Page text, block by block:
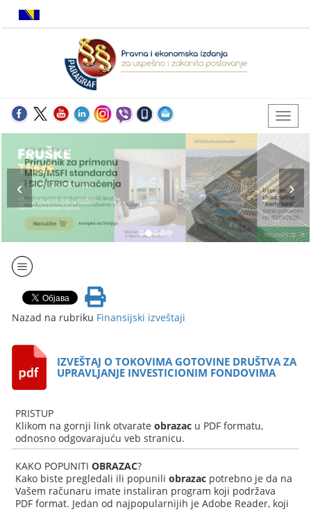
Nazad na rubriku Finansijski izveštaji
IZVEŠTAJ O TOKOVIMA GOTOVINE DRUŠTVA ZA
UPRAVLJANJE INVESTICIONIM FONDOVIMA
PRISTUP
Klikom na gornji link otvarateobrazac u PDF formatu,
odnosno odgovarajuću veb stranicu.
KAKO POPUNITIOBRAZAC?
Kako biste pregledali ili popuniliobrazac potrebno je da na
Vašem računaru imate instaliran program koji podržava
PDF format. Jedan od najpopularnijih je Adobe Reader, koji